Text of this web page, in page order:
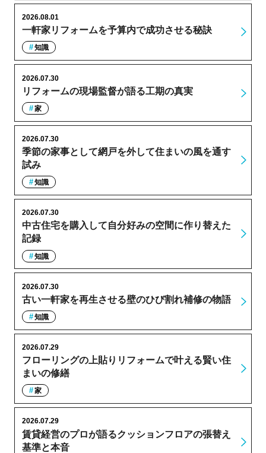
一軒家リフォームを予算内で成功させる秘訣
2026.08.01
知識
リフォームの現場監督が語る工期の真実
2026.07.30
家
季節の家事として網戸を外して住まいの風を通す
試み
2026.07.30
知識
中古住宅を購入して自分好みの空間に作り替えた
記録
2026.07.30
知識
古い一軒家を再生させる壁のひび割れ補修の物語
2026.07.30
知識
フローリングの上貼りリフォームで叶える賢い住
まいの修繕
2026.07.29
家
賃貸経営のプロが語るクッションフロアの張替え
基準と本音
2026.07.29